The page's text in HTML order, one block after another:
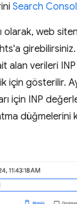
Search
olarak, web
alan verileri
için gösterilir.
için INP
düğmelerini